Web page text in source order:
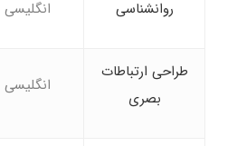
انگلیسی روانشناسی
انگلیسی
طراحی ارتباطات
بصری